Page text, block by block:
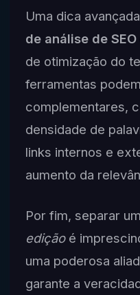
Uma dica
de análise de SEO
de otimização do
ferramentas
complementares,
densidade de
links internos e
aumento da
Por fim, separar
ediçãoé
uma poderosa
garante a